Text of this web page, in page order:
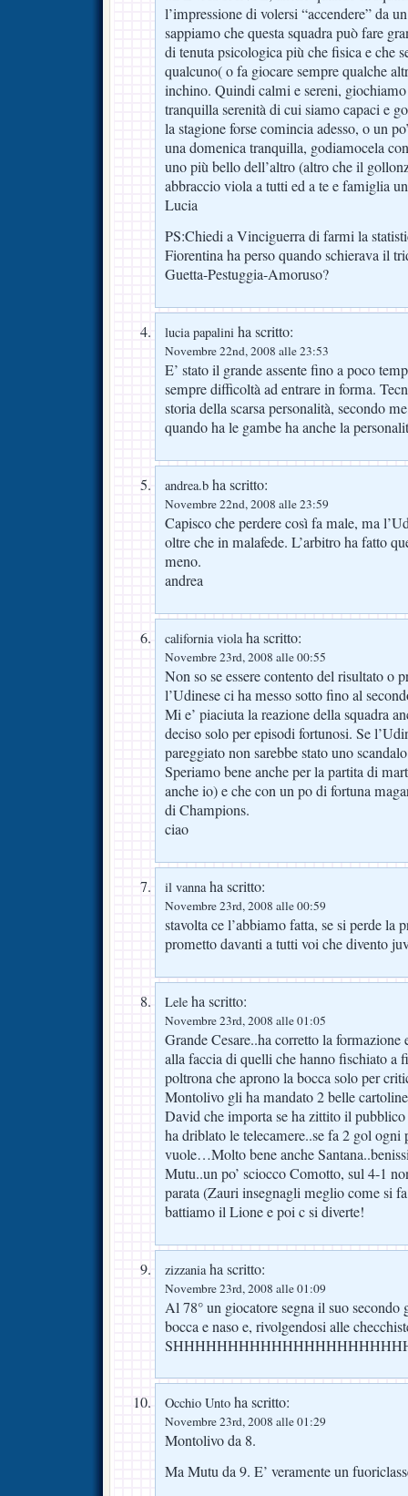
l’impressione di volersi “accendere” da
sappiamo che questa squadra può fare
di tenuta psicologica più che fisica e che
qualcuno( o fa giocare sempre qualche
inchino. Quindi calmi e sereni,
tranquilla serenità di cui siamo capaci e
la stagione forse comincia adesso, o un
una domenica tranquilla, godiamocela
uno più bello dell’altro (altro che il
abbraccio viola a tutti ed a te e famiglia
Lucia
PS:Chiedi a Vinciguerra di farmi la
Fiorentina ha perso quando schierava il
Guetta-Pestuggia-Amoruso?
lucia papalini ha scritto:
Novembre 22nd, 2008 alle 23:53
E’ stato il grande assente fino a poco
sempre difficoltà ad entrare in forma.
storia della scarsa personalità, secondo
quando ha le gambe ha anche la
andrea.b ha scritto:
Novembre 22nd, 2008 alle 23:59
Capisco che perdere così fa male, ma
oltre che in malafede. L’arbitro ha fatto
meno.
andrea
california violaha scritto:
Novembre 23rd, 2008 alle 00:55
Non so se essere contento del risultato o
l’Udinese ci ha messo sotto fino al
Mi e’ piaciuta la reazione della squadra
deciso solo per episodi fortunosi. Se
pareggiato non sarebbe stato uno
Speriamo bene anche per la partita di
anche io) e che con un po di fortuna
di Champions.
ciao
il vannaha scritto:
Novembre 23rd, 2008 alle 00:59
stavolta ce l’abbiamo fatta, se si perde la
prometto davanti a tutti voi che divento
Lele ha scritto:
Novembre 23rd, 2008 alle 01:05
Grande Cesare..ha corretto la
alla faccia di quelli che hanno fischiato a
poltrona che aprono la bocca solo per
Montolivo gli ha mandato 2 belle
David che importa se ha zittito il
ha driblato le telecamere..se fa 2 gol ogni
vuole…Molto bene anche
Mutu..un po’ sciocco Comotto, sul 4-1
parata (Zauri insegnagli meglio come si
battiamo il Lione e poi c si diverte!
zizzaniaha scritto:
Novembre 23rd, 2008 alle 01:09
Al 78° un giocatore segna il suo
bocca e naso e, rivolgendosi alle
Occhio Unto ha scritto:
Novembre 23rd, 2008 alle 01:29
Montolivo da 8.
Ma Mutu da 9. E’ veramente un